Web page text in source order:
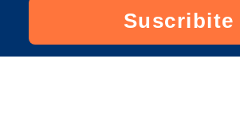
Suscribite